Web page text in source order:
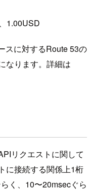
1.00USD
スに対するRoute 53の
なります。詳細は
リクエストに関して
に接続する関係上1桁
く、10〜20msecぐら